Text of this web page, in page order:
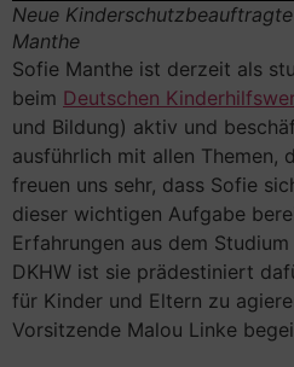
Neue
Manthe
Sofie Manthe ist derzeit als
beim Deutschen
und Bildung) aktiv und
ausführlich mit allen Themen,
freuen uns sehr, dass Sofie
dieser wichtigen Aufgabe
Erfahrungen aus dem
DKHW ist sie prädestiniert
für Kinder und Eltern zu
Vorsitzende Malou Linke